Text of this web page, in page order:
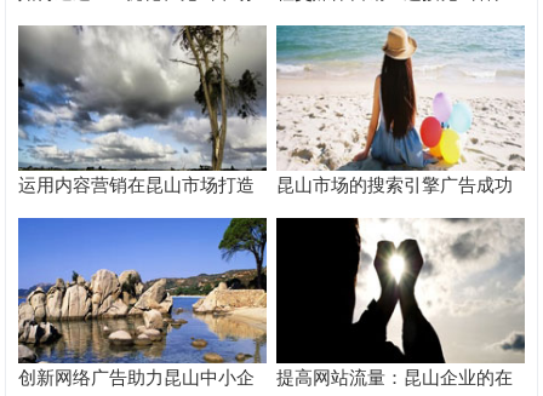
脱颖而出
的桥梁
运用内容营销在昆山市场打造
品牌影响力
昆山市场的搜索引擎广告成功
案例分析
创新网络广告助力昆山中小企
提高网站流量：昆山企业的在